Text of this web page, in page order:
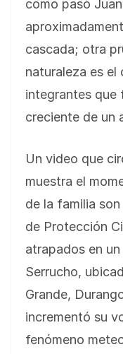
como pasó
cascada; otra
naturaleza es el
integrantes que
creciente de un
Un video que
muestra el
de la familia
de Protección
atrapados en
Serrucho,
Grande,
incrementó su
fenómeno